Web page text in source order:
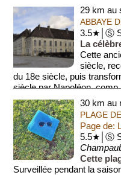
29 km au
ABBAYE
3.5★│Ⓢ
La
Cette
siècle,
du 18e siècle, puis
siècle par Napoléon,
30 km au
PLAGE
Page de:
5.5★│Ⓢ
Cette
Surveillée pendant la